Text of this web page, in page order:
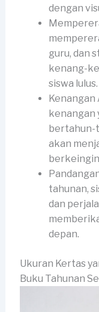
dengan
guru, dan
kenang-
siswa lulus.
Kenangan
kenangan
bertahun-
akan
tahunan,
dan
depan.
Ukuran Kertas
Buku Tahunan